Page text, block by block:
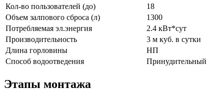
Кол-во пользователей (до)
18
Объем залпового сброса (л)
1300
Потребляемая эл.энергия
2.4 кВт*сут
Производительность
3 м куб. в сутки
Длина горловины
НП
Способ водоотведения
Принудительный
Этапы монтажа